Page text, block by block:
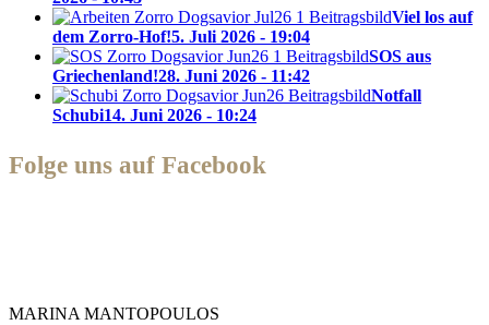
Viel los auf
dem Zorro-Hof!5. Juli 2026 - 19:04
SOS aus
Griechenland!28. Juni 2026 - 11:42
Notfall
Schubi14. Juni 2026 - 10:24
Folge uns auf Facebook
MARINA MANTOPOULOS